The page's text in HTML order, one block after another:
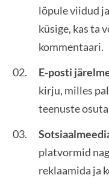
lõpule viidud
küsige, kas ta
kommentaari.
E-posti
kirju, milles
teenuste
platvormid
reklaamida ja